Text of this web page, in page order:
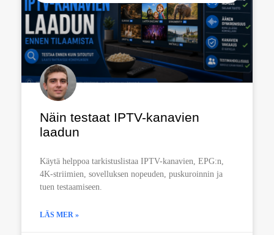
Näin testaat IPTV-kanavien
laadun
Käytä helppoa tarkistuslistaa IPTV-kanavien, EPG:n,
4K-striimien, sovelluksen nopeuden, puskuroinnin ja
tuen testaamiseen.
LÄS MER »